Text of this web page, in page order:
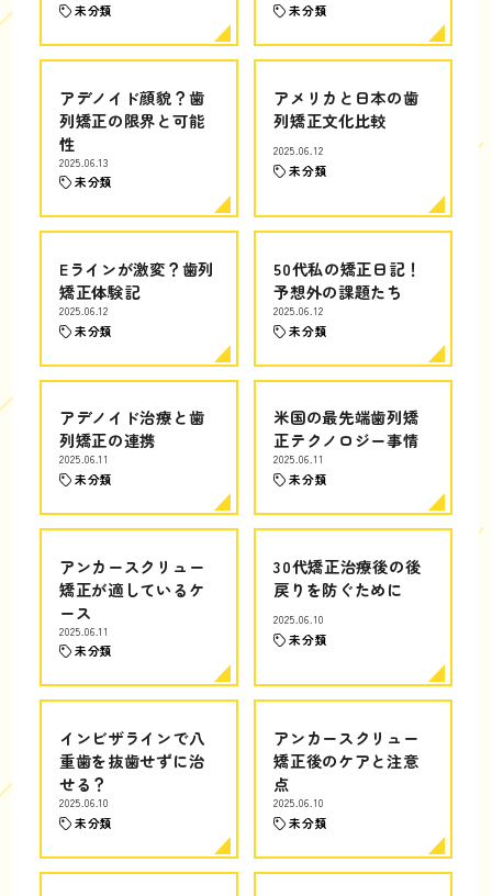
未分類 未分類
アデノイド顔貌？歯
列矯正の限界と可能
性
2025.06.13
未分類
アメリカと日本の歯
列矯正文化比較
2025.06.12
未分類
Eラインが激変？歯列
矯正体験記
2025.06.12
未分類
50代私の矯正日記！
予想外の課題たち
2025.06.12
未分類
アデノイド治療と歯
列矯正の連携
2025.06.11
未分類
米国の最先端歯列矯
正テクノロジー事情
2025.06.11
未分類
アンカースクリュー
矯正が適しているケ
ース
2025.06.11
未分類
30代矯正治療後の後
戻りを防ぐために
2025.06.10
未分類
インビザラインで八
重歯を抜歯せずに治
せる？
2025.06.10
未分類
アンカースクリュー
矯正後のケアと注意
点
2025.06.10
未分類